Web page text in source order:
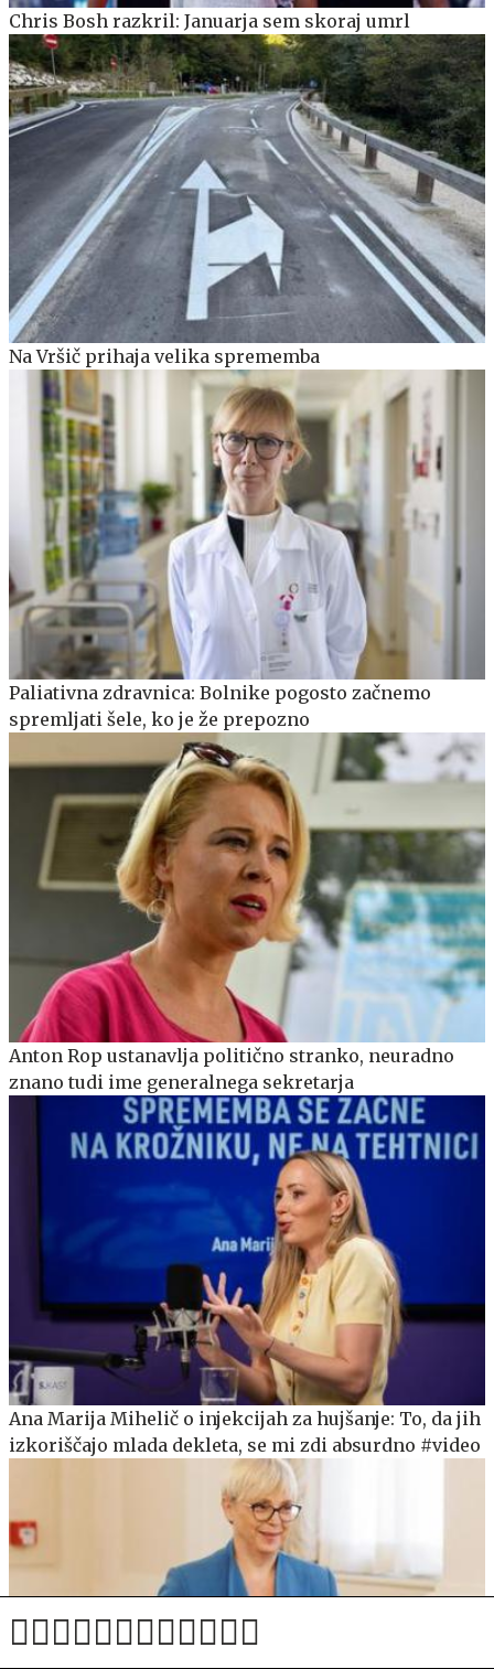
Chris Bosh razkril: Januarja sem skoraj umrl
Na Vršič prihaja velika sprememba
Paliativna zdravnica: Bolnike pogosto začnemo
spremljati šele, ko je že prepozno
Anton Rop ustanavlja politično stranko, neuradno
znano tudi ime generalnega sekretarja
Ana Marija Mihelič o injekcijah za hujšanje: To, da jih
izkoriščajo mlada dekleta, se mi zdi absurdno #video